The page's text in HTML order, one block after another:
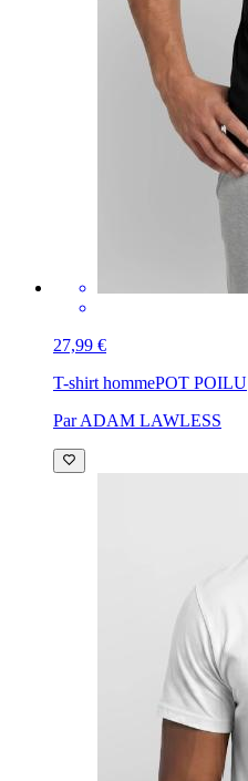
27,99 €
T-shirt hommePOT POILU
Par ADAM LAWLESS